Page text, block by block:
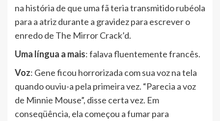
na história de que uma fã teria transmitido rubéola
para a atriz durante a gravidez para escrever o
enredo de The Mirror Crack’d.
Uma língua a mais: falava fluentemente francês.
Voz: Gene ficou horrorizada com sua voz na tela
quando ouviu-a pela primeira vez. “Parecia a voz
de Minnie Mouse”, disse certa vez. Em
conseqüência, ela começou a fumar para